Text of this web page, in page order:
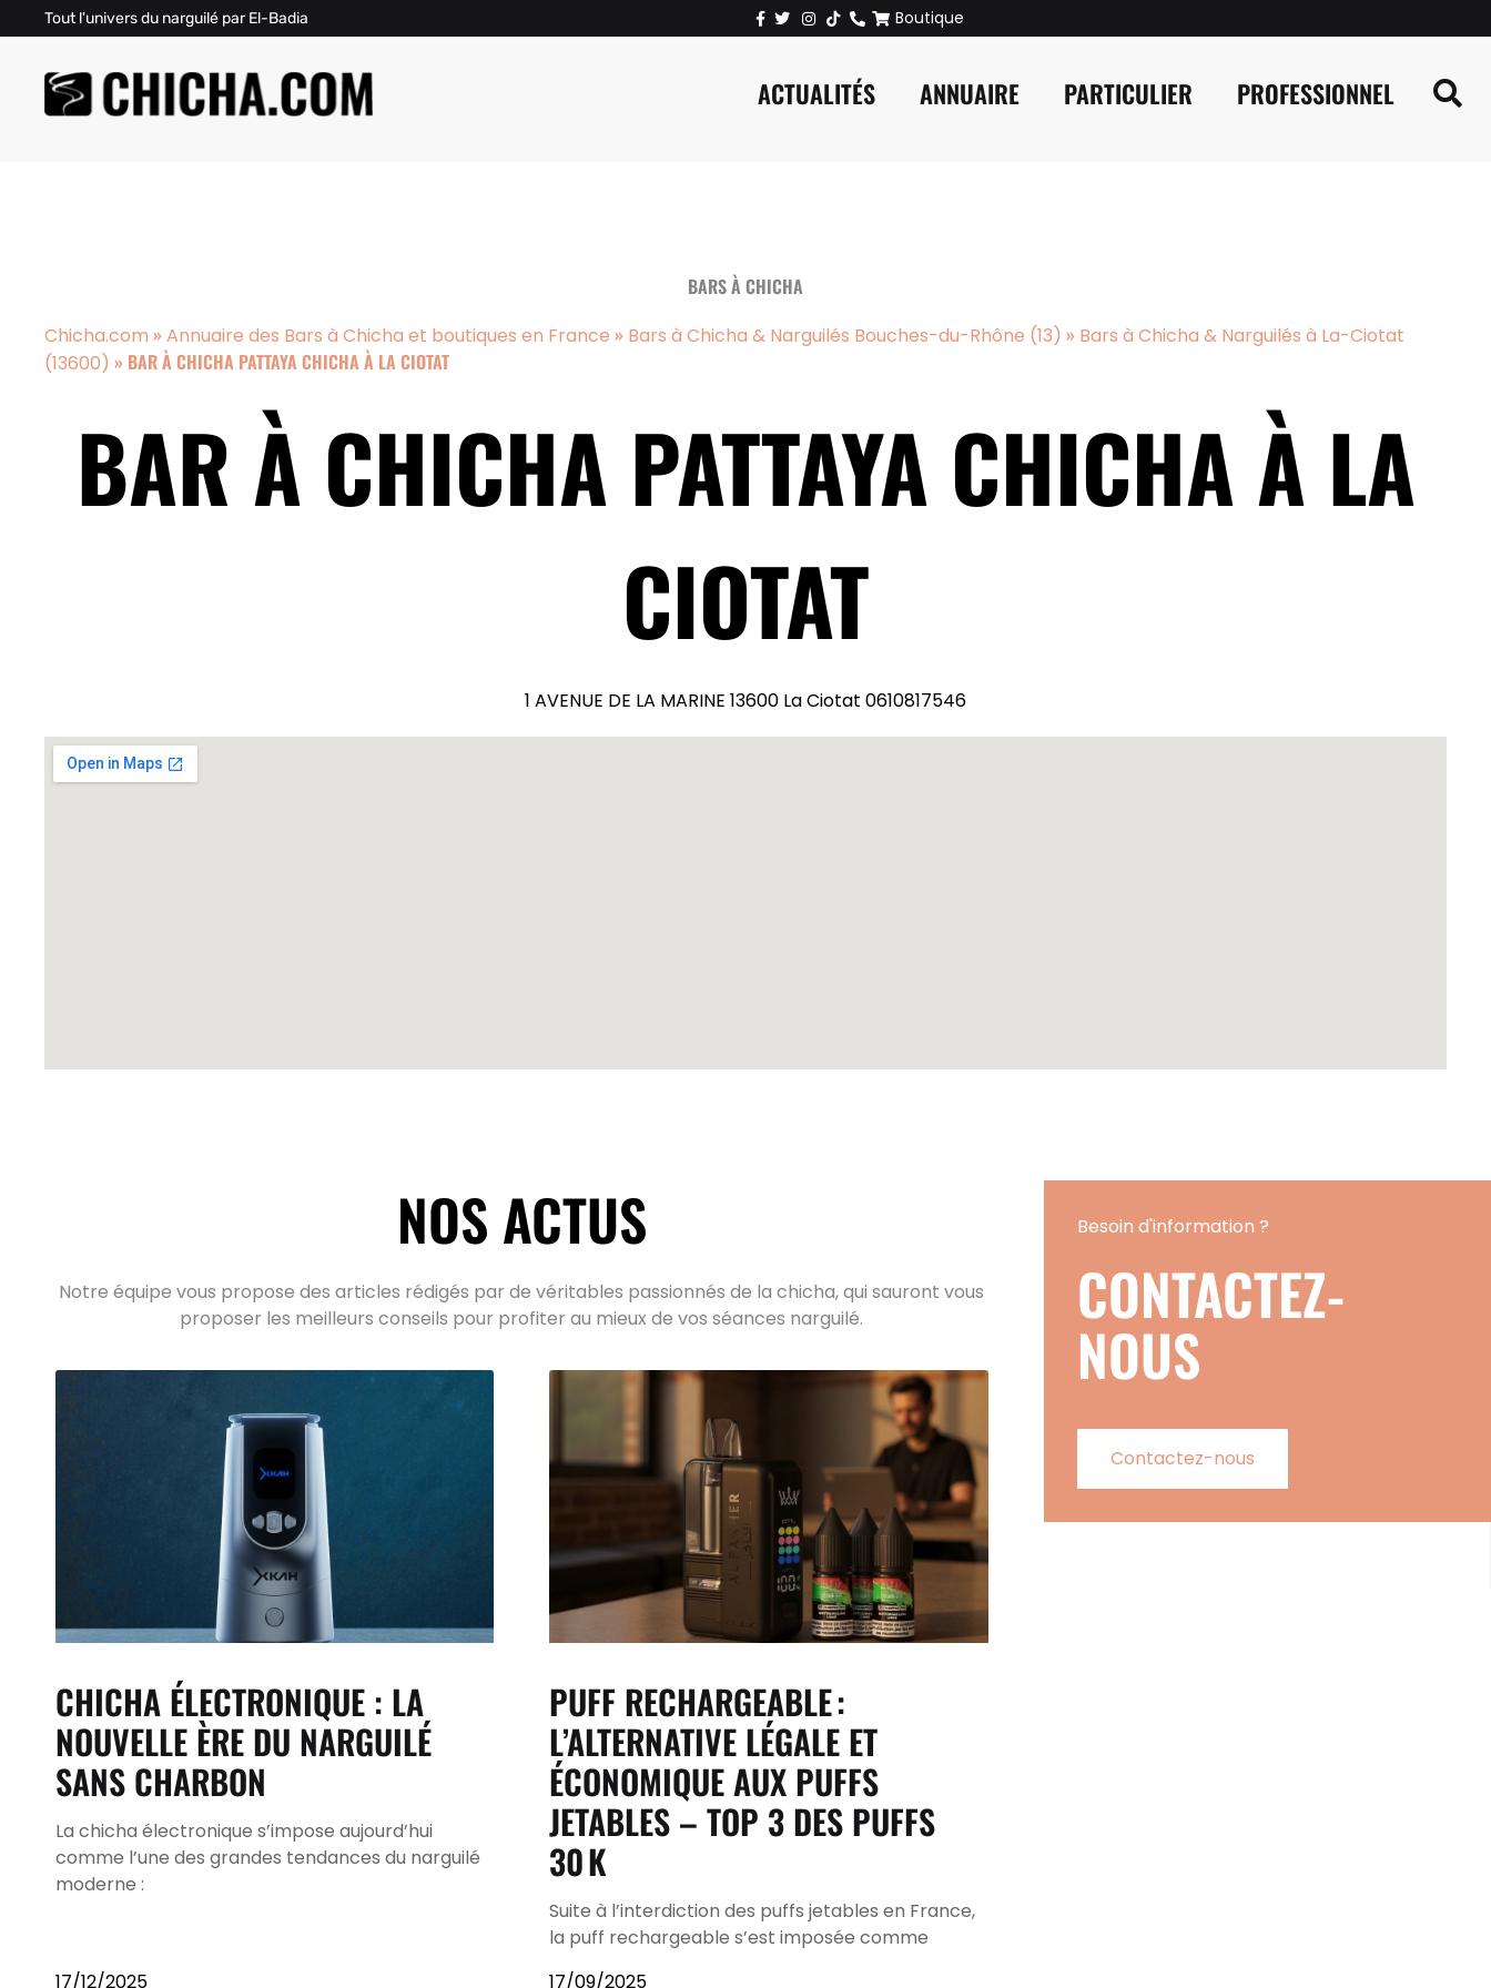
Tout l'univers du narguilé par El-Badia Boutique
ACTUALITÉS ANNUAIRE PARTICULIER PROFESSIONNEL
BARS À CHICHA
Chicha.com »Annuaire des Bars à Chicha et boutiques en France » Bars à Chicha & Narguilés Bouches-du-Rhône (13) » Bars à Chicha & Narguilés à La-Ciotat
(13600) » BAR À CHICHA PATTAYA CHICHA À LA CIOTAT
BAR À CHICHA PATTAYA CHICHA À LA
CIOTAT
1 AVENUE DE LA MARINE 13600 La Ciotat 0610817546
NOS ACTUS
Notre équipe vous propose des articles rédigés par de véritables passionnés de la chicha, qui sauront vous
proposer les meilleurs conseils pour profiter au mieux de vos séances narguilé.
CHICHA ÉLECTRONIQUE : LA
NOUVELLE ÈRE DU NARGUILÉ
SANS CHARBON
La chicha électronique s’impose aujourd’hui
comme l’une des grandes tendances du narguilé
moderne :
17/12/2025
PUFF RECHARGEABLE :
L’ALTERNATIVE LÉGALE ET
ÉCONOMIQUE AUX PUFFS
JETABLES – TOP 3 DES PUFFS
30 K
Suite à l’interdiction des puffs jetables en France,
la puff rechargeable s’est imposée comme
17/09/2025
Besoin d'information ?
CONTACTEZ-
NOUS
Contactez-nous